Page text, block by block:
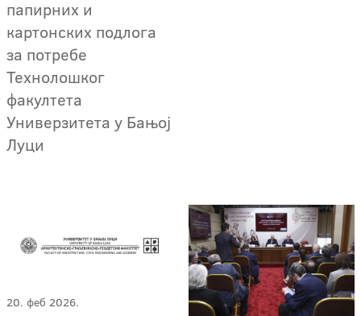
папирних и
картонских подлога
за потребе
Технолошког
факултета
Универзитета у Бањој
Луци
20. феб 2026.